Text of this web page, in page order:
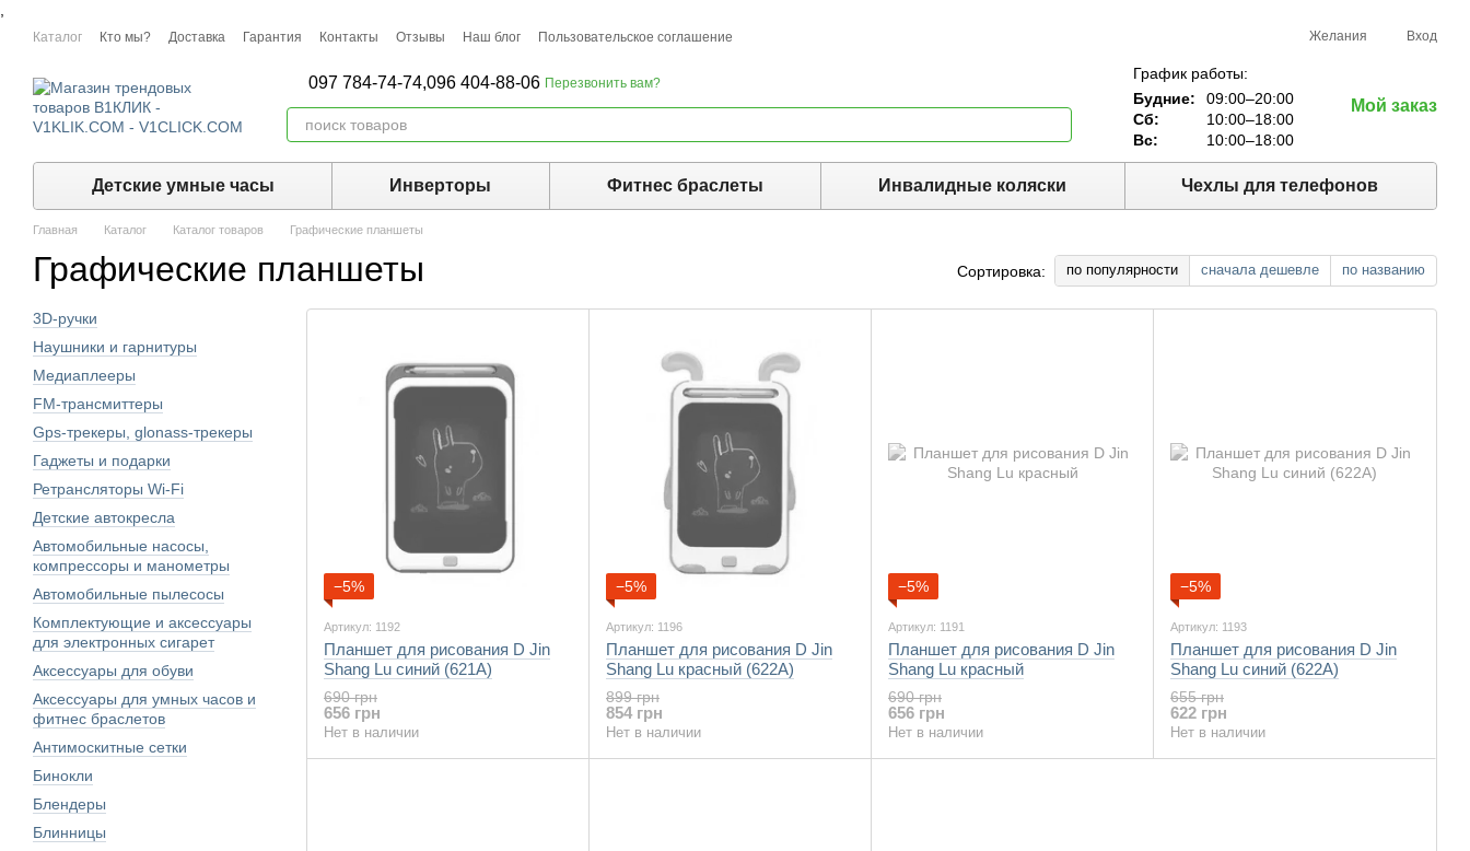
Перейти к основному контенту
Каталог Кто мы? Доставка Гарантия Контакты Отзывы Наш блог Пользовательское соглашение Желания Вход
097 784-74-74,096 404-88-06 Перезвонить вам?
График работы:
Будние:
09:00–20:00
Сб:
10:00–18:00
Вс:
10:00–18:00
Мой заказ
Детские умные часы Инверторы Фитнес браслеты Инвалидные коляски Чехлы для телефонов
Главная Каталог Каталог товаров Графические планшеты
Графические планшеты Сортировка: по популярности сначала дешевле по названию
−5%
Артикул: 1192
Планшет для рисования D Jin
Shang Lu синий (621A)
690 грн
656 грн
Нет в наличии
−5%
Артикул: 1196
Планшет для рисования D Jin
Shang Lu красный (622A)
899 грн
854 грн
Нет в наличии
−5%
Артикул: 1191
Планшет для рисования D Jin
Shang Lu красный
690 грн
656 грн
Нет в наличии
−5%
Артикул: 1193
Планшет для рисования D Jin
Shang Lu синий (622A)
655 грн
622 грн
Нет в наличии
3D-ручки
Наушники и гарнитуры
Медиаплееры
FM-трансмиттеры
Gps-трекеры, glonass-трекеры
Гаджеты и подарки
Ретрансляторы Wi-Fi
Детские автокресла
Автомобильные насосы,
компрессоры и манометры
Автомобильные пылесосы
Комплектующие и аксессуары
для электронных сигарет
Аксессуары для обуви
Аксессуары для умных часов и
фитнес браслетов
Антимоскитные сетки
Бинокли
Блендеры
Блинницы